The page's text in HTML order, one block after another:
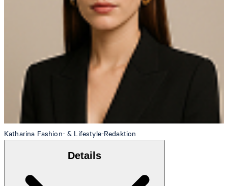
Katharina Fashion- & Lifestyle-Redaktion
Details